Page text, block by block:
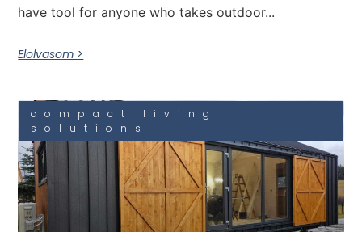
have tool for anyone who takes outdoor...
Elolvasom >
compact living
solutions